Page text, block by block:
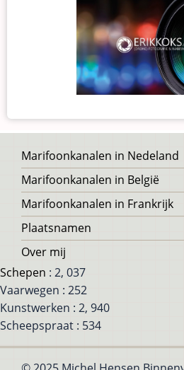
Voet
Marifoonkanalen in Nedeland
Marifoonkanalen in België
Marifoonkanalen in Frankrijk
Plaatsnamen
Over mij
Schepen : 2, 037
Vaarwegen : 252
Kunstwerken : 2, 940
Scheepspraat : 534